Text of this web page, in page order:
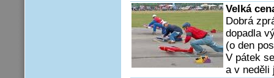
Velká
Dobrá
dopadla
(o den
V pátek
a v neděli